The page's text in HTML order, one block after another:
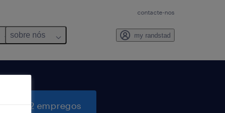
contacte-nos
sobre nós my randstad
2 empregos